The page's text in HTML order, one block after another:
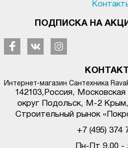
ПОДПИСКА НА
Интернет-магазин Сантехника
142103, Россия,
округ Подольск, М-2 Крым,
Строительный рынок
+7 (495) 374
Пн-Пт 9.00 -